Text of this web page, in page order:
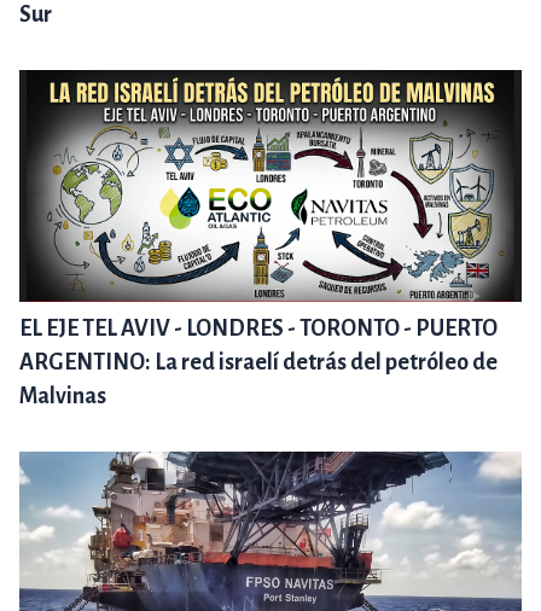
Sur
EL EJE TEL AVIV - LONDRES - TORONTO - PUERTO
ARGENTINO: La red israelí detrás del petróleo de
Malvinas